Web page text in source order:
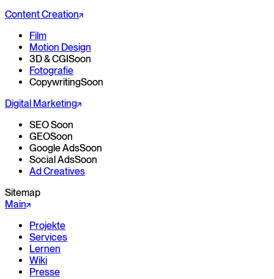
Content Creation
Film
Motion Design
3D & CGI Soon
Fotografie
CopywritingSoon
Digital Marketing
SEOSoon
GEOSoon
Google AdsSoon
Social AdsSoon
Ad Creatives
Sitemap
Main
Projekte
Services
Lernen
Wiki
Presse